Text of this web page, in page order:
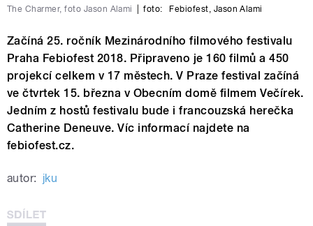
The Charmer, foto Jason Alami foto: Febiofest, Jason Alami
Začíná 25. ročník Mezinárodního filmového festivalu
Praha Febiofest 2018. Připraveno je 160 filmů a 450
projekcí celkem v 17 městech. V Praze festival začíná
ve čtvrtek 15. března v Obecním domě filmem Večírek.
Jedním z hostů festivalu bude i francouzská herečka
Catherine Deneuve. Víc informací najdete na
febiofest.cz.
autor: jku